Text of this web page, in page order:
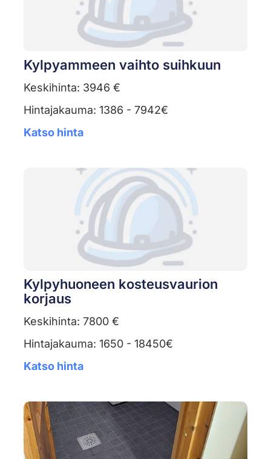
Kylpyammeen vaihto suihkuun
Keskihinta: 3946 €
Hintajakauma: 1386 - 7942€
Katso hinta
Kylpyhuoneen kosteusvaurion
korjaus
Keskihinta: 7800 €
Hintajakauma: 1650 - 18450€
Katso hinta